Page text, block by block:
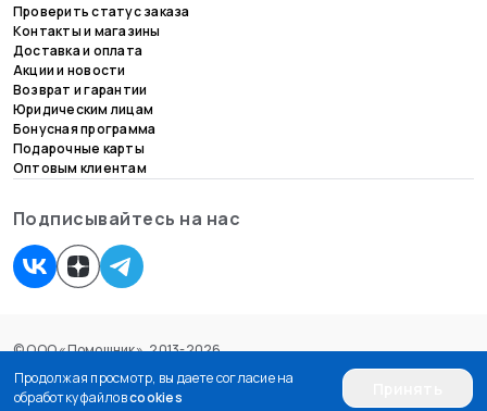
Продолжая просмотр, вы даете согласие на
обработку файловcookies
Проверить статус заказа
Контакты и магазины
Доставка и оплата
Акции и новости
Возврат и гарантии
Юридическим лицам
Бонусная программа
Подарочные карты
Оптовым клиентам
Подписывайтесь на нас
© ООО «Помощник», 2013-2026.
Согласие на обработку персональных данных
Пользовательское соглашение